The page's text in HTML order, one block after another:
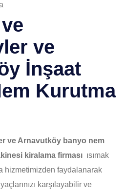
ve
İnşaat
Kurutma
ve Arnavutköy banyo nem
kiralama firması ısımak
hizmetimizden faydalanarak
karşılayabilir ve